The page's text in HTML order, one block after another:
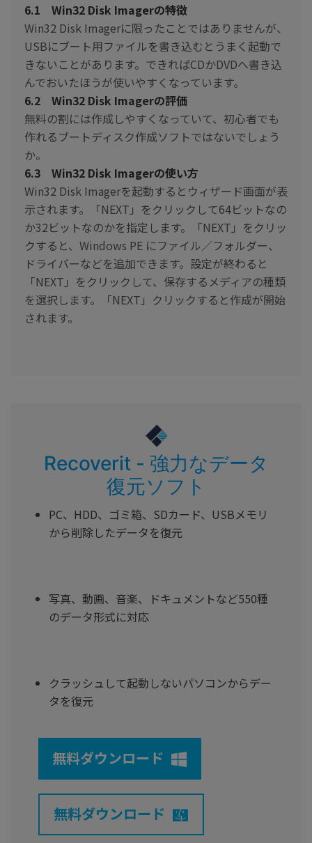
6.1 Win32 Disk Imagerの特徴
Win32 Disk Imagerに限ったことではありませんが、
USBにブート用ファイルを書き込むとうまく起動で
きないことがあります。できればCDかDVDへ書き込
んでおいたほうが使いやすくなっています。
6.2 Win32 Disk Imagerの評価
無料の割には作成しやすくなっていて、初心者でも
作れるブートディスク作成ソフトではないでしょう
か。
6.3 Win32 Disk Imagerの使い方
Win32 Disk Imagerを起動するとウィザード画面が表
示されます。「NEXT」をクリックして64ビットなの
か32ビットなのかを指定します。「NEXT」をクリッ
クすると、Windows PE にファイル／フォルダー、
ドライバーなどを追加できます。設定が終わると
「NEXT」をクリックして、保存するメディアの種類
を選択します。「NEXT」クリックすると作成が開始
されます。
Recoverit - 強力なデータ
復元ソフト
PC、HDD、ゴミ箱、SDカード、USBメモリ
から削除したデータを復元
写真、動画、音楽、ドキュメントなど550種
のデータ形式に対応
クラッシュして起動しないパソコンからデー
タを復元
無料ダウンロード
無料ダウンロード